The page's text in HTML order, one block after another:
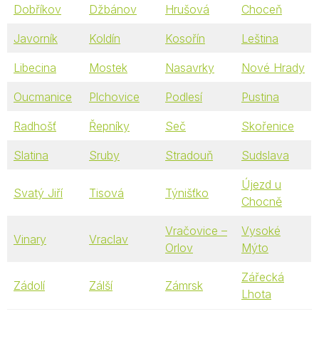
Dobříkov Džbánov Hrušová Choceň
Javorník Koldín Kosořín Leština
Libecina Mostek Nasavrky Nové Hrady
Oucmanice Plchovice Podlesí Pustina
Radhošť Řepníky Seč Skořenice
Slatina Sruby Stradouň Sudslava
Svatý Jiří Tisová Týnišťko
Újezd u
Chocně
Vinary Vraclav
Vračovice –
Orlov
Vysoké
Mýto
Zádolí Zálší Zámrsk
Zářecká
Lhota